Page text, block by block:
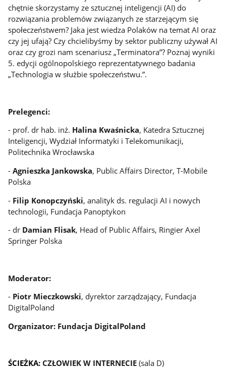
chętnie skorzystamy ze sztucznej inteligencji (AI) do
rozwiązania problemów związanych ze starzejącym się
społeczeństwem? Jaka jest wiedza Polaków na temat AI oraz
czy jej ufają? Czy chcielibyśmy by sektor publiczny używał AI
oraz czy grozi nam scenariusz „Terminatora”? Poznaj wyniki
5. edycji ogólnopolskiego reprezentatywnego badania
„Technologia w służbie społeczeństwu.”.
Prelegenci:
- prof. dr hab. inż. Halina Kwaśnicka, Katedra Sztucznej
Inteligencji, Wydział Informatyki i Telekomunikacji,
Politechnika Wrocławska
-Agnieszka Jankowska, Public Affairs Director, T-Mobile
Polska
- Filip Konopczyński, analityk ds. regulacji AI i nowych
technologii, Fundacja Panoptykon
- dr Damian Flisak, Head of Public Affairs, Ringier Axel
Springer Polska
Moderator:
- Piotr Mieczkowski, dyrektor zarządzający, Fundacja
DigitalPoland
Organizator: Fundacja DigitalPoland
ŚCIEŻKA:CZŁOWIEK W INTERNECIE(sala D)